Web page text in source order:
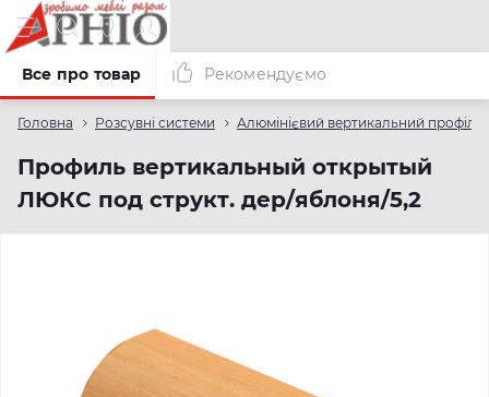
Головна Розсувні системи Алюмінієвий вертикальний профіль
Профиль вертикальный открытый
ЛЮКС под структ. дер/яблоня/5,2
Все про товар Рекомендуємо